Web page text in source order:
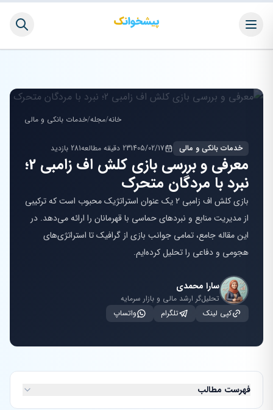
خانه/مجله/خدمات بانکی و مالی
خدمات بانکی و مالی 1405/02/1723 دقیقه مطالعه 281 بازدید
معرفی و بررسی بازی کلش اف زامبی 2؛
نبرد با مردگان متحرک
بازی کلش اف زامبی 2 یک عنوان استراتژیک محبوب است که ترکیبی
از مدیریت منابع و نبردهای حماسی با قهرمانان را ارائه می‌دهد. در
این مقاله جامع، تمامی جوانب بازی از گرافیک تا استراتژی‌های
هجومی و دفاعی را تحلیل کرده‌ایم.
سارا محمدی
تحلیل‌گر ارشد مالی و بازار سرمایه
کپی لینک
تلگرام واتساپ
فهرست مطالب